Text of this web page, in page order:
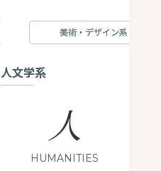
美術・デザイン系
人文学系
人
HUMANITIES